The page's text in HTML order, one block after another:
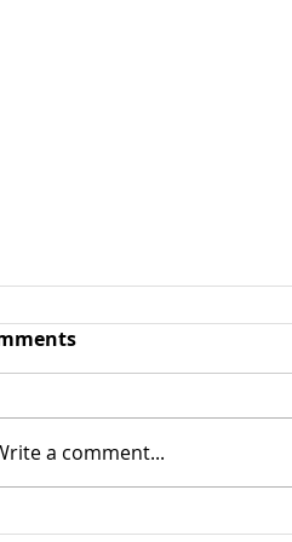
Аюрведичсекая
основанное на индуистской
философско-медицинской
a comment...